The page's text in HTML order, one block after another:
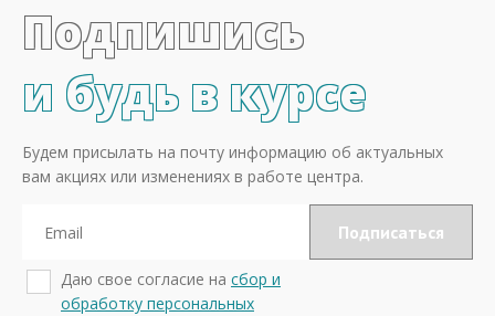
Подпишись
и будь в курсе
Будем присылать на почту информацию об актуальных
вам акциях или изменениях в работе центра.
Даю свое согласие на сбор и
обработку персональных